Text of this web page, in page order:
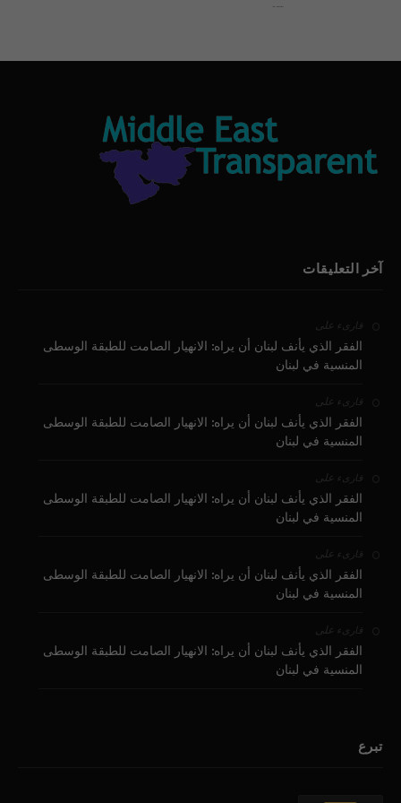
آخر التعليقات
قارىء على
الفقر الذي يأنف لبنان أن يراه: الانهيار الصامت للطبقة الوسطى
المنسية في لبنان
قارىء على
الفقر الذي يأنف لبنان أن يراه: الانهيار الصامت للطبقة الوسطى
المنسية في لبنان
قارىء على
الفقر الذي يأنف لبنان أن يراه: الانهيار الصامت للطبقة الوسطى
المنسية في لبنان
قارىء على
الفقر الذي يأنف لبنان أن يراه: الانهيار الصامت للطبقة الوسطى
المنسية في لبنان
قارىء على
الفقر الذي يأنف لبنان أن يراه: الانهيار الصامت للطبقة الوسطى
المنسية في لبنان
تبرع